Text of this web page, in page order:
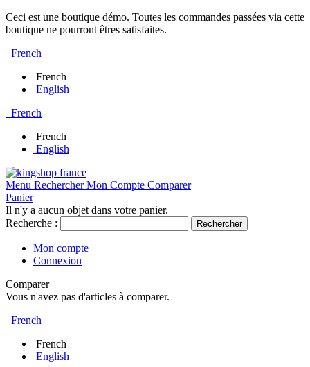
Ceci est une boutique démo. Toutes les commandes passées via cette
boutique ne pourront êtres satisfaites.
French
French
English
French
French
English
Menu Rechercher Mon Compte Comparer
Panier
Il n'y a aucun objet dans votre panier.
Recherche :
Rechercher
Mon compte
Connexion
Comparer
Vous n'avez pas d'articles à comparer.
French
French
English